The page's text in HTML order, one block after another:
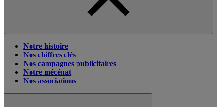
Notre histoire
Nos chiffres clés
Nos campagnes publicitaires
Notre mécénat
Nos associations